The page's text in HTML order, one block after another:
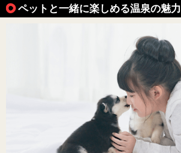
ペットと一緒に楽しめる温泉の魅力